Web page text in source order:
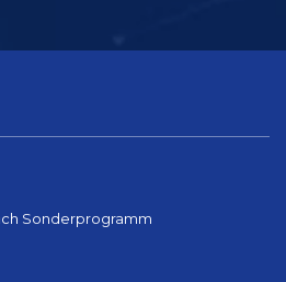
Sonderprogramm